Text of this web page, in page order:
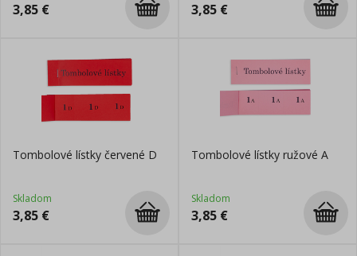
3,85 € 3,85 €
Tombolové lístky červené D
Skladom
3,85 €
Tombolové lístky ružové A
Skladom
3,85 €